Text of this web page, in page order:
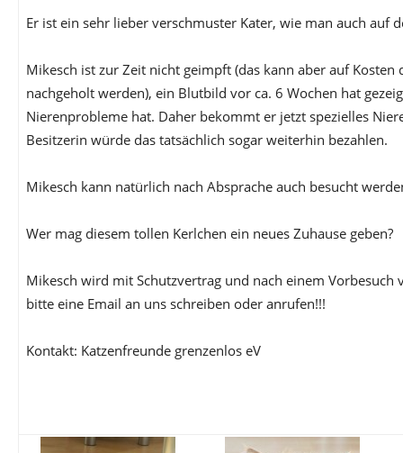
Er ist ein sehr lieber verschmuster Kater, wie man auch auf
Mikesch ist zur Zeit nicht geimpft (das kann aber auf Kosten
nachgeholt werden), ein Blutbild vor ca. 6 Wochen hat
Nierenprobleme hat. Daher bekommt er jetzt spezielles
Besitzerin würde das tatsächlich sogar weiterhin bezahlen.
Mikesch kann natürlich nach Absprache auch besucht
Wer mag diesem tollen Kerlchen ein neues Zuhause geben?
Mikesch wird mit Schutzvertrag und nach einem Vorbesuch
bitte eine Email an uns schreiben oder anrufen!!!
Kontakt: Katzenfreunde grenzenlos eV